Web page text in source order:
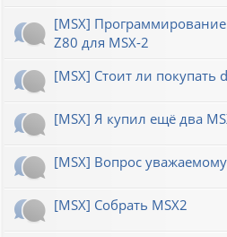
[MSX]
Z80 для MSX-2
[MSX] Стоит ли покупать
[MSX] Я купил ещё два
[MSX] Вопрос
[MSX] Собрать MSX2